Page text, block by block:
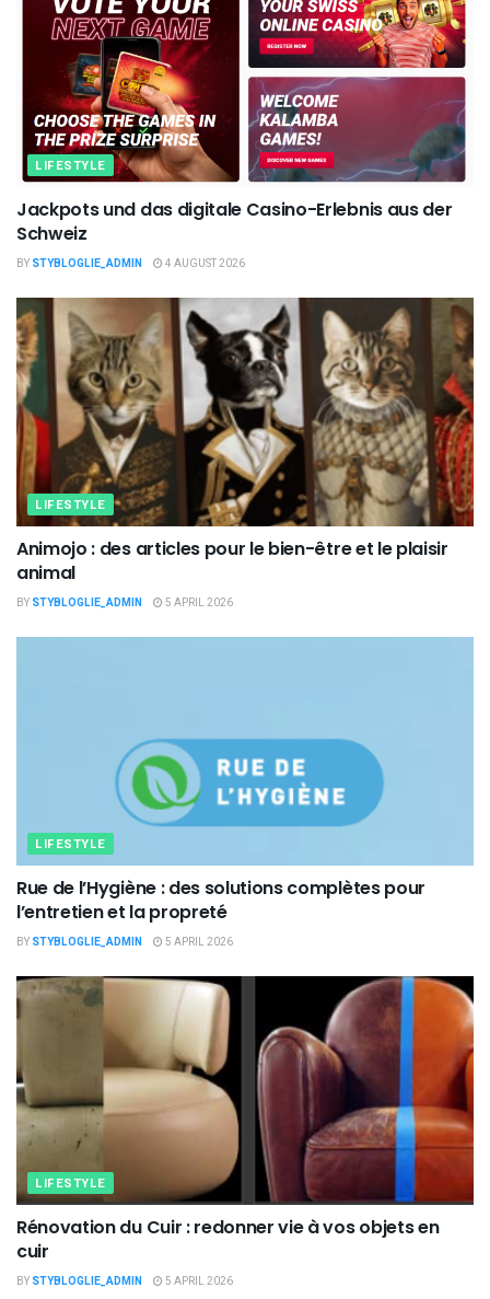
LIFESTYLE
Jackpots und das digitale Casino-Erlebnis aus der
Schweiz
BY STYBLOGLIE_ADMIN 4 AUGUST 2026
LIFESTYLE
Animojo : des articles pour le bien-être et le plaisir
animal
BY STYBLOGLIE_ADMIN 5 APRIL 2026
LIFESTYLE
Rue de l’Hygiène : des solutions complètes pour
l’entretien et la propreté
BY STYBLOGLIE_ADMIN 5 APRIL 2026
LIFESTYLE
Rénovation du Cuir : redonner vie à vos objets en
cuir
BY STYBLOGLIE_ADMIN 5 APRIL 2026